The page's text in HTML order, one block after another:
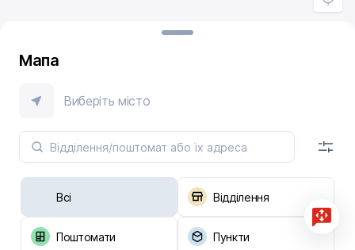
Мапа
Виберіть місто
Всі Відділення
Поштомати Пункти